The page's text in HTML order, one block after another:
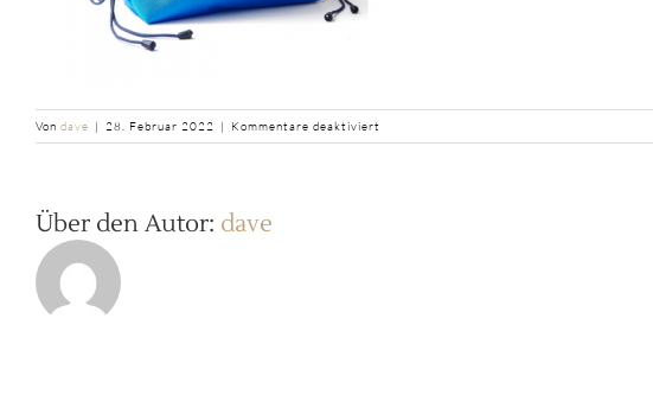
Von dave | 28. Februar 2022 | Kommentare deaktiviert
b2ap3_thumbnail_Canopist-
Über den Autor: dave